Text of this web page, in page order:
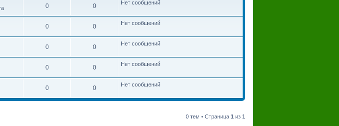
0 0 Нет сообщений
0 0 Нет сообщений
0 0 Нет сообщений
0 0 Нет сообщений
0 0 Нет сообщений
0 тем • Страница 1 из 1